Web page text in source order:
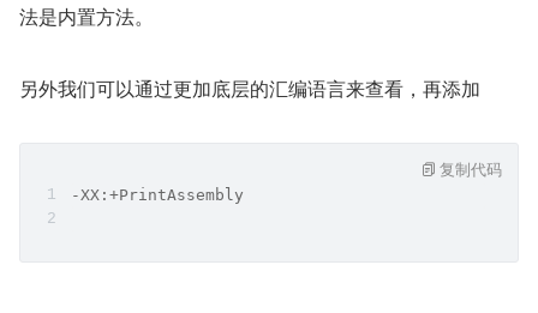
法是内置方法。
另外我们可以通过更加底层的汇编语言来查看，再添加
-XX:+PrintAssembly
复制代码